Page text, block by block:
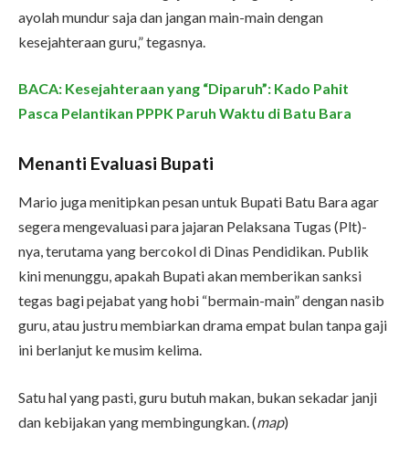
ayolah mundur saja dan jangan main-main dengan
kesejahteraan guru,” tegasnya.
BACA: Kesejahteraan yang “Diparuh”: Kado Pahit
Pasca Pelantikan PPPK Paruh Waktu di Batu Bara
Menanti Evaluasi Bupati
Mario juga menitipkan pesan untuk Bupati Batu Bara agar
segera mengevaluasi para jajaran Pelaksana Tugas (Plt)-
nya, terutama yang bercokol di Dinas Pendidikan. Publik
kini menunggu, apakah Bupati akan memberikan sanksi
tegas bagi pejabat yang hobi “bermain-main” dengan nasib
guru, atau justru membiarkan drama empat bulan tanpa gaji
ini berlanjut ke musim kelima.
Satu hal yang pasti, guru butuh makan, bukan sekadar janji
dan kebijakan yang membingungkan. (map)